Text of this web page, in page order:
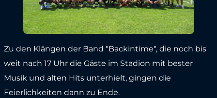
Zu den Klängen der Band "Backintime", die noch bis
weit nach 17 Uhr die Gäste im Stadion mit bester
Musik und alten Hits unterhielt, gingen die
Feierlichkeiten dann zu Ende.